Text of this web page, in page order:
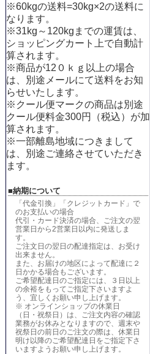
※60kgの送料=30kg×2の送料に
なります。
※31kg～120kgまでの運賃は、
ショッピングカート上で自動計
算されます。
※商品が12０ｋｇ以上の場合
は、別途メールにて送料をお知
らせいたします。
※クール便マークの商品は別途
クール便料金300円（税込）が加
算されます。
※一部離島地域につきまして
は、別途ご連絡させていただき
ます。
■納期について
「代金引換」「クレジットカード」で
のお支払いの場合
代引・カード決済の場合、ご注文の翌
営業日から2営業日以内に発送しま
す。
ご注文日の翌日の配達指定は、お受け
出来ません。
また、お届けの地区によって配達に２
日かかる場合もございます。
ご希望配達日のご指定には、３日以上
の余裕をもってご指定下さいますよ
う、宜しくお願い申し上げます。
※ オンラインショップの休業日
（日・祝祭日）は、ご注文内容の確認
業務がお休みとなりますので、週末や
祝祭日の前日のご注文の際は、休業日
明け以降のご希望配達日をご指定下さ
いますようお願い申し上げます。